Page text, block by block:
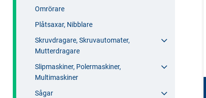
Omrörare
Plåtsaxar, Nibblare
Skruvdragare, Skruvautomater,
Mutterdragare
Slipmaskiner, Polermaskiner,
Multimaskiner
Sågar